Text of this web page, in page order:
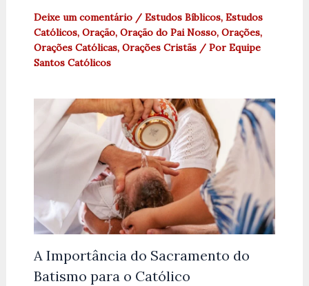
Deixe um comentário / Estudos Bíblicos, Estudos
Católicos, Oração, Oração do Pai Nosso, Orações,
Orações Católicas, Orações Cristãs/ Por Equipe
Santos Católicos
A Importância do Sacramento do
Batismo para o Católico